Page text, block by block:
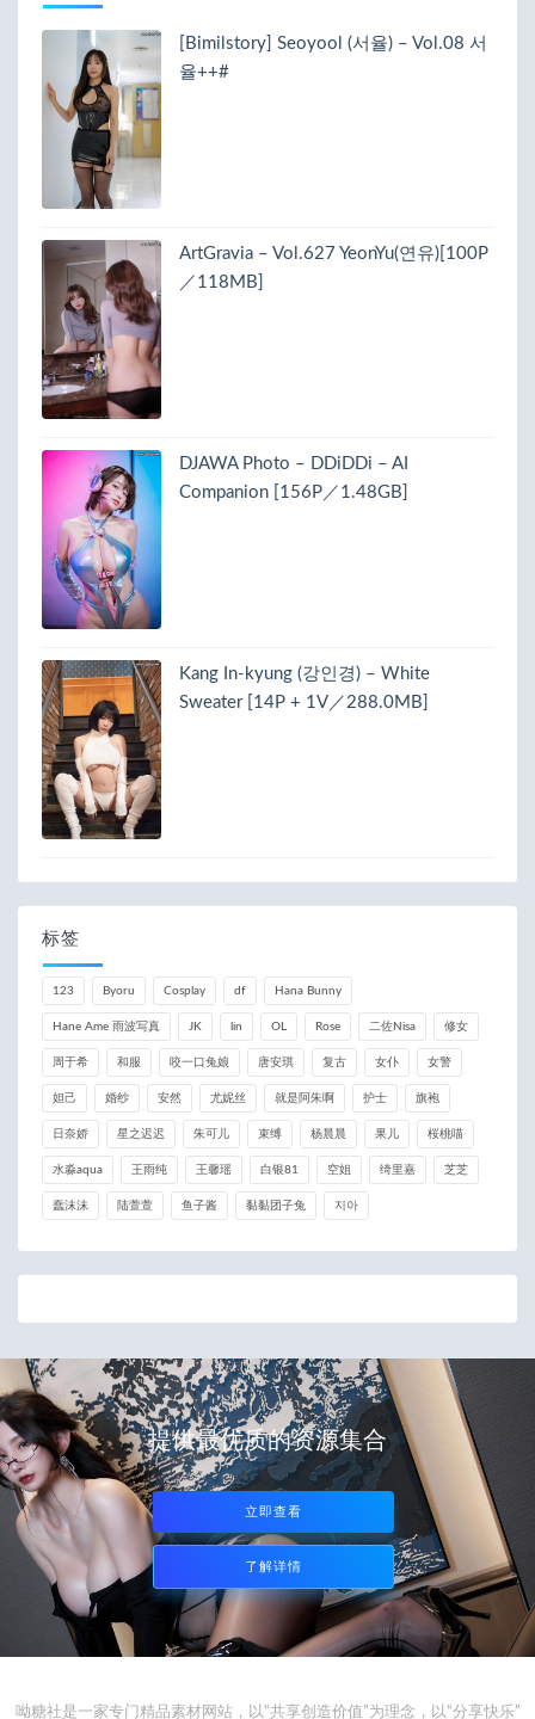
[Bimilstory] Seoyool (서율) – Vol.08 서
율++#
ArtGravia – Vol.627 YeonYu(연유)[100P
／118MB]
DJAWA Photo – DDiDDi – AI
Companion [156P／1.48GB]
Kang In-kyung (강인경) – White
Sweater [14P + 1V／288.0MB]
标签
123 Byoru Cosplay df Hana Bunny
Hane Ame 雨波写真 JK lin OL Rose 二佐Nisa 修女
周于希 和服 咬一口兔娘 唐安琪 复古 女仆 女警
妲己 婚纱 安然 尤妮丝 就是阿朱啊 护士 旗袍
日奈娇 星之迟迟 朱可儿 束缚 杨晨晨 果儿 桜桃喵
水淼aqua 王雨纯 王馨瑶 白银81 空姐 绮里嘉 芝芝
蠢沫沫 陆萱萱 鱼子酱 黏黏团子兔 지아
提供最优质的资源集合
立即查看
了解详情
呦糖社是一家专门精品素材网站，以“共享创造价值”为理念，以“分享快乐”